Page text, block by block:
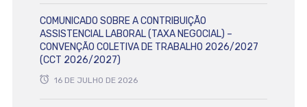
COMUNICADO SOBRE A CONTRIBUIÇÃO
ASSISTENCIAL LABORAL (TAXA NEGOCIAL) –
CONVENÇÃO COLETIVA DE TRABALHO 2026/2027
(CCT 2026/2027)
16 DE JULHO DE 2026